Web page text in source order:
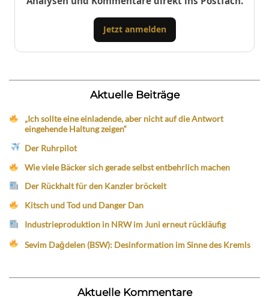
Jetzt anmelden
Aktuelle Beiträge
„Ich sollte eine einladende, aber nicht auf die Antwort
eingehende Haltung zeigen“
Der Ruhrpilot
Wie viele Bäcker sich gerade selbst entbehrlich machen
Der Rückhalt für den Kanzler bröckelt
Kitsch und Tod und Danger Dan
Industrieproduktion in NRW im Juni erneut rückläufig
Sevim Dağdelen (BSW): Desinformation im Sinne des Kremls
Aktuelle Kommentare